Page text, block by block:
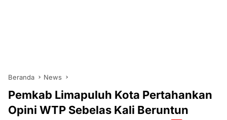
Beranda News
Pemkab Limapuluh Kota Pertahankan
Opini WTP Sebelas Kali Beruntun